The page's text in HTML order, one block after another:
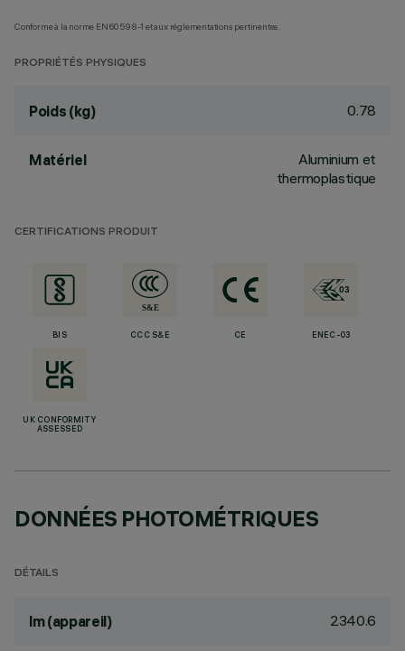
Conforme à la norme EN60598-1 et aux réglementations pertinentes.
PROPRIÉTÉS PHYSIQUES
Poids (kg) 0.78
Matériel
Aluminium et
thermoplastique
CERTIFICATIONS PRODUIT
BIS CCC S&E CE ENEC-03
UK CONFORMITY
ASSESSED
DONNÉES PHOTOMÉTRIQUES
DÉTAILS
lm (appareil) 2340.6